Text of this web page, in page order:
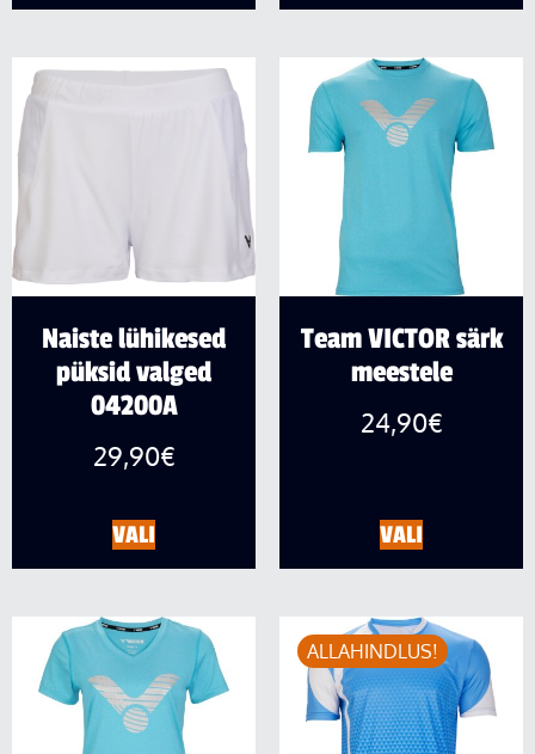
Naiste lühikesed
püksid valged
04200A
29,90€
VALI
Team VICTOR särk
meestele
24,90€
VALI
ALLAHINDLUS!